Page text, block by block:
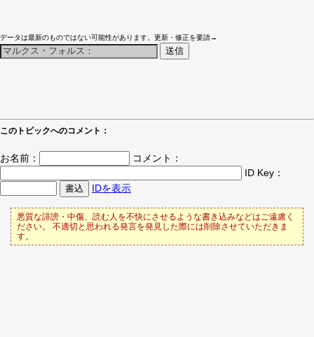
データは最新のものではない可能性があります。更新・修正を要請→
このトピックへのコメント：
お名前：
コメント：
ID Key：
IDを表示
悪質な誹謗・中傷、読む人を不快にさせるような書き込みなどはご遠慮く
ださい。 不適切と思われる発言を発見した際には削除させていただきま
す。